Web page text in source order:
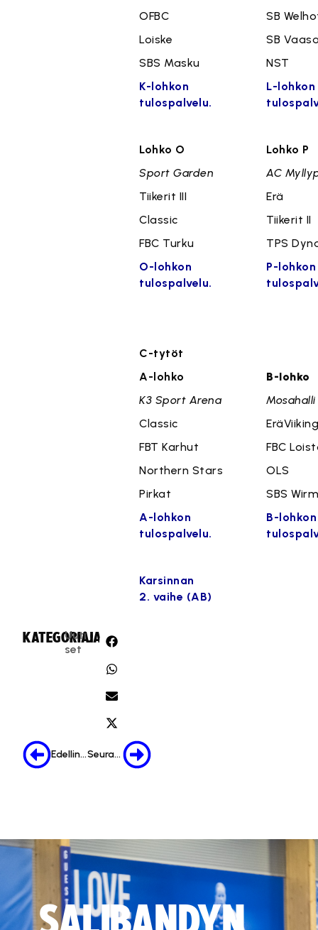
OFBC
SB
Loiske
SB
SBS Masku
NST
K-lohkon
tulospalvelu.
L-lohkon
Lohko O
Lohko P
Sport Garden
AC
Tiikerit III
Erä
Classic
Tiikerit II
FBC Turku
TPS
O-lohkon
tulospalvelu.
P-lohkon
C-tytöt
A-lohko
B-lohko
K3 Sport Arena
Mosahalli
Classic
FBT Karhut
FBC
Northern Stars
OLS
Pirkat
SBS
A-lohkon
tulospalvelu.
B-lohkon
Karsinnan
2. vaihe (AB)
KATEGORIA:
Uuti
set
JAA:
Edellinen Seuraava